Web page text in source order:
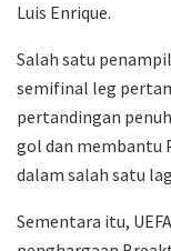
Luis Enrique.
Salah satu
semifinal leg
pertandingan
gol dan membantu
dalam salah satu
Sementara itu,